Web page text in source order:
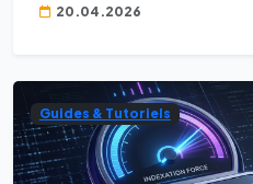
20.04.2026
Guides & Tutoriels